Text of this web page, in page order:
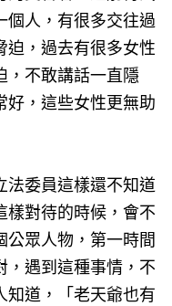
個人，有很多交往過
迫，過去有很多女性
，不敢講話一直隱
好，這些女性更無助
法委員這樣還不知道
樣對待的時候，會不
公眾人物，第一時間
，遇到這種事情，不
知道，「老天爺也有